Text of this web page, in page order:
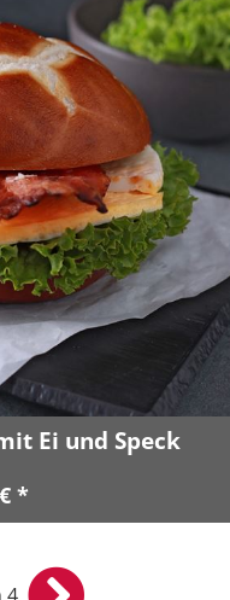
Ei und Speck
*